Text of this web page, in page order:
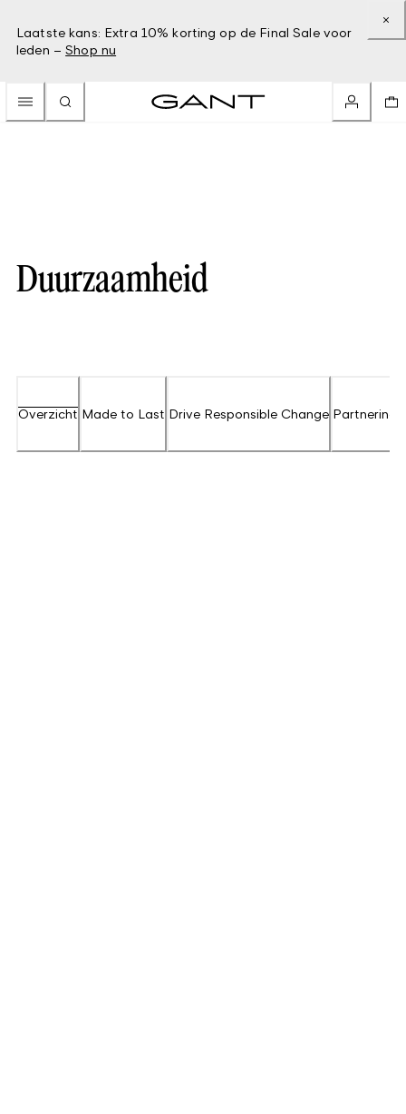
Laatste kans: Extra 10% korting op de Final Sale voor
leden – Shop nu
Duurzaamheid
Overzicht Made to Last Drive Responsible Change Partnering